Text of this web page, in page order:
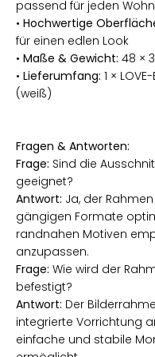
passend für jeden
• Hochwertige
für einen edlen Look
• Maße & Gewicht: 48 ×
• Lieferumfang: 1 ×
(weiß)
Fragen & Antworten:
Frage: Sind die
geeignet?
Antwort: Ja, der
gängigen Formate
randnahen Motiven
anzupassen.
Frage: Wie wird der
befestigt?
Antwort: Der
integrierte Vorrichtung
einfache und stabile